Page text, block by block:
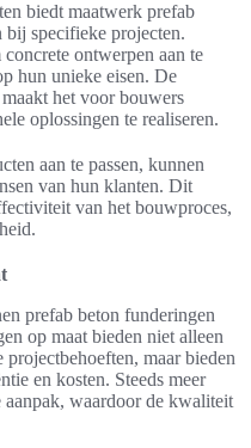
biedt maatwerk prefab
bij specifieke projecten.
ontwerpen aan te
hun unieke eisen. De
het voor bouwers
oplossingen te realiseren.
aan te passen, kunnen
van hun klanten. Dit
van het bouwproces,
prefab beton funderingen
op maat bieden niet alleen
maar bieden
en kosten. Steeds meer
waardoor de kwaliteit